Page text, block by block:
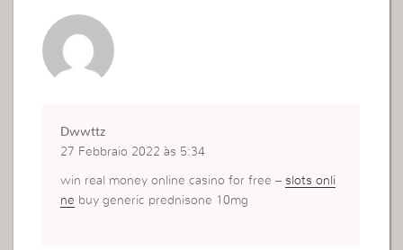
Dwwttz
27 Febbraio 2022 às 5:34
win real money online casino for free – slots onli
ne buy generic prednisone 10mg